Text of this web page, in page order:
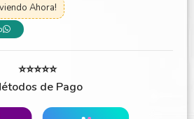
Ahora!
⭐⭐⭐⭐⭐
de Pago